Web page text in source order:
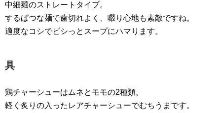
中細麺のストレートタイプ。
するぱつな麺で歯切れよく、啜り心地も素敵ですね。
適度なコシでビシっとスープにハマります。
具
鶏チャーシューはムネとモモの2種類。
軽く炙りの入ったレアチャーシューでむちうまです。